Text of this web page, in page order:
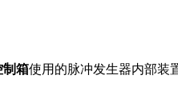
制箱使用的脉冲发生器内部装